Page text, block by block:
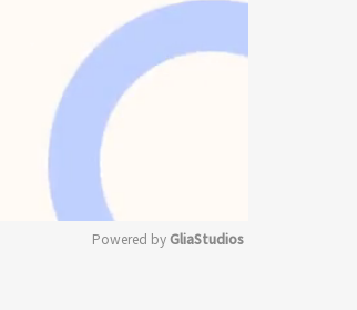
Powered by GliaStudios